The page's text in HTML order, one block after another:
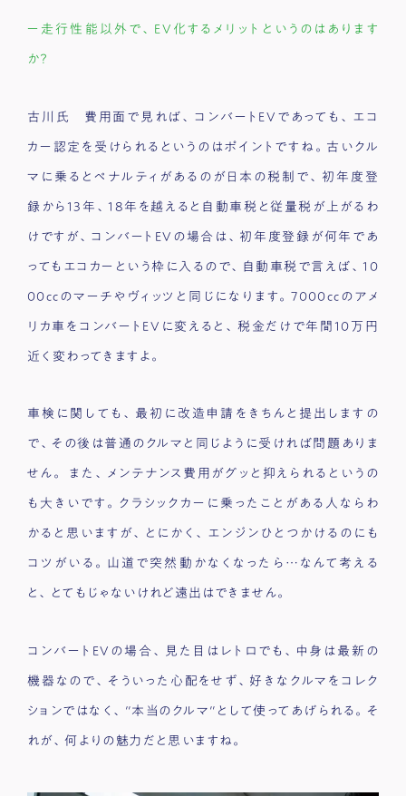
ー走行性能以外で、EV化するメリットというのはあります
か？
古川氏 費用面で見れば、コンバートEVであっても、エコ
カー認定を受けられるというのはポイントですね。古いクル
マに乗るとペナルティがあるのが日本の税制で、初年度登
録から13年、18年を越えると自動車税と従量税が上がるわ
けですが、コンバートEVの場合は、初年度登録が何年であ
ってもエコカーという枠に入るので、自動車税で言えば、10
00ccのマーチやヴィッツと同じになります。7000ccのアメ
リカ車をコンバートEVに変えると、税金だけで年間10万円
近く変わってきますよ。
車検に関しても、最初に改造申請をきちんと提出しますの
で、その後は普通のクルマと同じように受ければ問題ありま
せん。 また、メンテナンス費用がグッと抑えられるというの
も大きいです。クラシックカーに乗ったことがある人ならわ
かると思いますが、とにかく、エンジンひとつかけるのにも
コツがいる。山道で突然動かなくなったら…なんて考える
と、とてもじゃないけれど遠出はできません。
コンバートEVの場合、見た目はレトロでも、中身は最新の
機器なので、そういった心配をせず、好きなクルマをコレク
ションではなく、″本当のクルマ″として使ってあげられる。そ
れが、何よりの魅力だと思いますね。